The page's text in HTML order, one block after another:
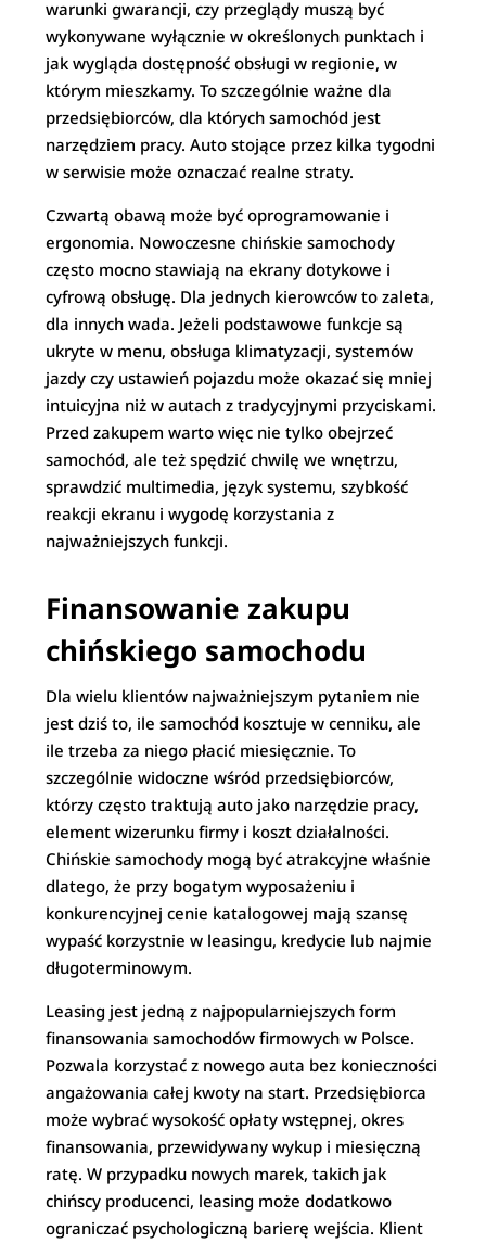
warunki gwarancji, czy przeglądy muszą być
wykonywane wyłącznie w określonych punktach i
jak wygląda dostępność obsługi w regionie, w
którym mieszkamy. To szczególnie ważne dla
przedsiębiorców, dla których samochód jest
narzędziem pracy. Auto stojące przez kilka tygodni
w serwisie może oznaczać realne straty.
Czwartą obawą może być oprogramowanie i
ergonomia. Nowoczesne chińskie samochody
często mocno stawiają na ekrany dotykowe i
cyfrową obsługę. Dla jednych kierowców to zaleta,
dla innych wada. Jeżeli podstawowe funkcje są
ukryte w menu, obsługa klimatyzacji, systemów
jazdy czy ustawień pojazdu może okazać się mniej
intuicyjna niż w autach z tradycyjnymi przyciskami.
Przed zakupem warto więc nie tylko obejrzeć
samochód, ale też spędzić chwilę we wnętrzu,
sprawdzić multimedia, język systemu, szybkość
reakcji ekranu i wygodę korzystania z
najważniejszych funkcji.
Finansowanie zakupu
chińskiego samochodu
Dla wielu klientów najważniejszym pytaniem nie
jest dziś to, ile samochód kosztuje w cenniku, ale
ile trzeba za niego płacić miesięcznie. To
szczególnie widoczne wśród przedsiębiorców,
którzy często traktują auto jako narzędzie pracy,
element wizerunku firmy i koszt działalności.
Chińskie samochody mogą być atrakcyjne właśnie
dlatego, że przy bogatym wyposażeniu i
konkurencyjnej cenie katalogowej mają szansę
wypaść korzystnie w leasingu, kredycie lub najmie
długoterminowym.
Leasing jest jedną z najpopularniejszych form
finansowania samochodów firmowych w Polsce.
Pozwala korzystać z nowego auta bez konieczności
angażowania całej kwoty na start. Przedsiębiorca
może wybrać wysokość opłaty wstępnej, okres
finansowania, przewidywany wykup i miesięczną
ratę. W przypadku nowych marek, takich jak
chińscy producenci, leasing może dodatkowo
ograniczać psychologiczną barierę wejścia. Klient